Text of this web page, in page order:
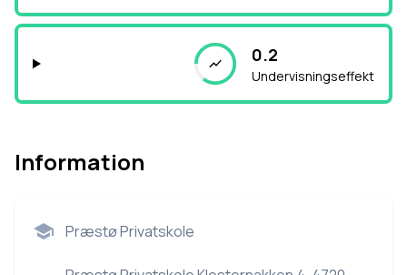
0.2
Undervisningseffekt
Information
Præstø Privatskole